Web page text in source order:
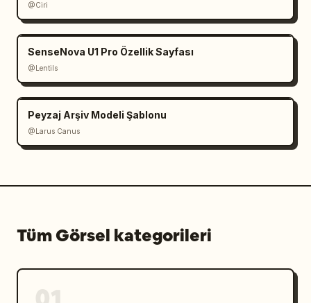
@Ciri
SenseNova U1 Pro Özellik Sayfası
@Lentils
Peyzaj Arşiv Modeli Şablonu
@Larus Canus
Tüm Görsel kategorileri